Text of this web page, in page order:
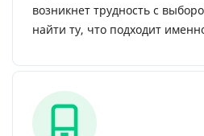
возникнет трудность с
найти ту, что подходит